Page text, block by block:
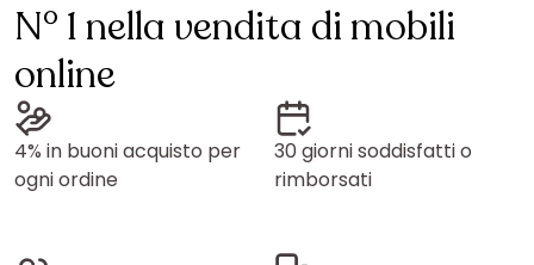
N° 1 nella vendita di mobili
online
4% in buoni acquisto per
ogni ordine
30 giorni soddisfatti o
rimborsati